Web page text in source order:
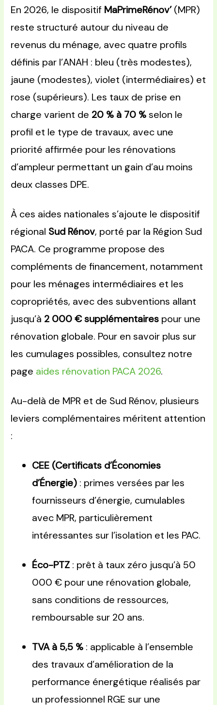
En 2026, le dispositif MaPrimeRénov’(MPR)
reste structuré autour du niveau de
revenus du ménage, avec quatre profils
définis par l’ANAH : bleu (très modestes),
jaune (modestes), violet (intermédiaires) et
rose (supérieurs). Les taux de prise en
charge varient de 20 % à 70 %selon le
profil et le type de travaux, avec une
priorité affirmée pour les rénovations
d’ampleur permettant un gain d’au moins
deux classes DPE.
À ces aides nationales s’ajoute le dispositif
régional Sud Rénov, porté par la Région Sud
PACA. Ce programme propose des
compléments de financement, notamment
pour les ménages intermédiaires et les
copropriétés, avec des subventions allant
jusqu’à 2 000 € supplémentaires pour une
rénovation globale. Pour en savoir plus sur
les cumulages possibles, consultez notre
page aides rénovation PACA 2026.
Au-delà de MPR et de Sud Rénov, plusieurs
leviers complémentaires méritent attention
:
CEE (Certificats d’Économies
d’Énergie) : primes versées par les
fournisseurs d’énergie, cumulables
avec MPR, particulièrement
intéressantes sur l’isolation et les PAC.
Éco-PTZ : prêt à taux zéro jusqu’à 50
000 € pour une rénovation globale,
sans conditions de ressources,
remboursable sur 20 ans.
TVA à 5,5 % : applicable à l’ensemble
des travaux d’amélioration de la
performance énergétique réalisés par
un professionnel RGE sur une